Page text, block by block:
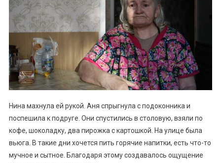
Нина махнула ей рукой. Аня спрыгнула с подоконника и
поспешила к подруге. Они спустились в столовую, взяли по
кофе, шоколадку, два пирожка с картошкой. На улице была
вьюга. В такие дни хочется пить горячие напитки, есть что-то
мучное и сытное. Благодаря этому создавалось ощущение